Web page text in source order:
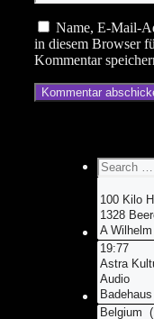
Name, E-Mail-
in diesem Browser
Kommentar